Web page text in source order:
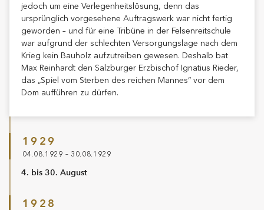
jedoch um eine Verlegenheitslösung, denn das
ursprünglich vorgesehene Auftragswerk war nicht fertig
geworden – und für eine Tribüne in der Felsenreitschule
war aufgrund der schlechten Versorgungslage nach dem
Krieg kein Bauholz aufzutreiben gewesen. Deshalb bat
Max Reinhardt den Salzburger Erzbischof Ignatius Rieder,
das „Spiel vom Sterben des reichen Mannes“ vor dem
Dom aufführen zu dürfen.
1929
04.08.1929 – 30.08.1929
4. bis 30. August
1928